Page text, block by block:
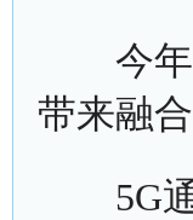
今年的
带来融
5G通